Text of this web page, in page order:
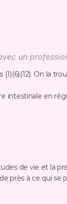
un
On la
intestinale en
de vie et la
près à ce qui se